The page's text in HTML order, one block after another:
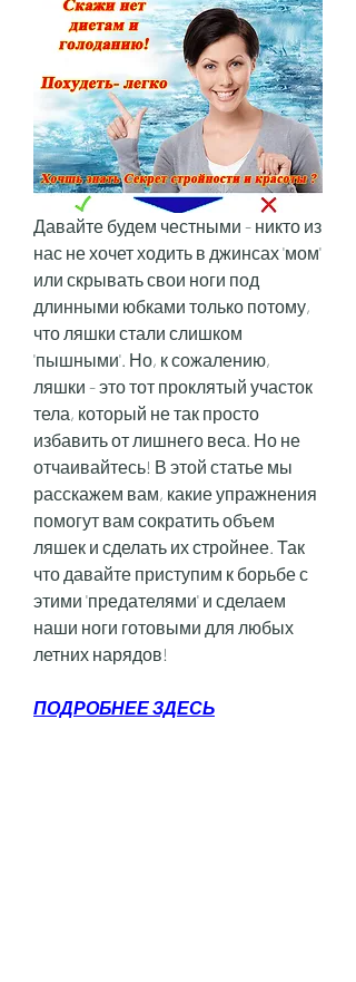
Давайте будем честными - никто из
нас не хочет ходить в джинсах 'мом'
или скрывать свои ноги под
длинными юбками только потому,
что ляшки стали слишком
'пышными'. Но, к сожалению,
ляшки - это тот проклятый участок
тела, который не так просто
избавить от лишнего веса. Но не
отчаивайтесь! В этой статье мы
расскажем вам, какие упражнения
помогут вам сократить объем
ляшек и сделать их стройнее. Так
что давайте приступим к борьбе с
этими 'предателями' и сделаем
наши ноги готовыми для любых
летних нарядов!
ПОДРОБНЕЕ ЗДЕСЬ